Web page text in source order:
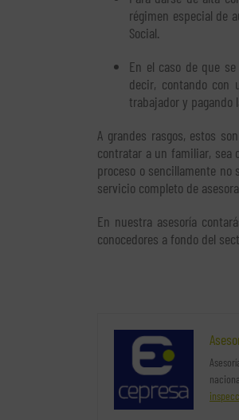
régimen especial de
Social.
En el caso de que
decir, contando con
trabajador y pagando
A grandes rasgos, estos
contratar a un familiar, sea
proceso o sencillamente
servicio completo de
En nuestra asesoría
conocedores a fondo del